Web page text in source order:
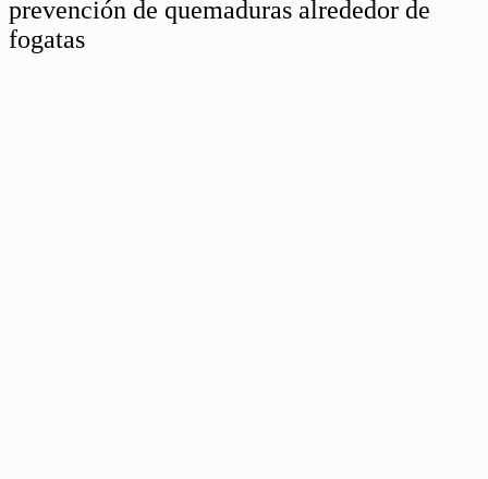
prevención de quemaduras alrededor de
fogatas